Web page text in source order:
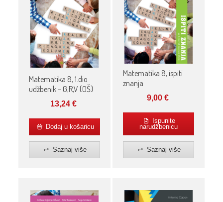
Matematika 8, 1.dio
udžbenik – G,R,V (OŠ)
13,24€
Dodaj u košaricu
Saznaj više
Matematika 8, ispiti
znanja
9,00 €
Ispunite
narudžbenicu
Saznaj više